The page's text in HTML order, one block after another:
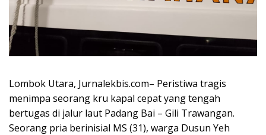
Lombok Utara, Jurnalekbis.com– Peristiwa tragis
menimpa seorang kru kapal cepat yang tengah
bertugas di jalur laut Padang Bai – Gili Trawangan.
Seorang pria berinisial MS (31), warga Dusun Yeh